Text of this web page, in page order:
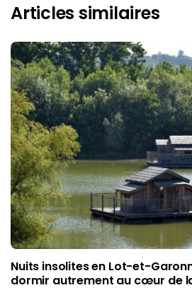
Articles similaires
Nuits insolites en Lot-et-
dormir autrement au cœur de